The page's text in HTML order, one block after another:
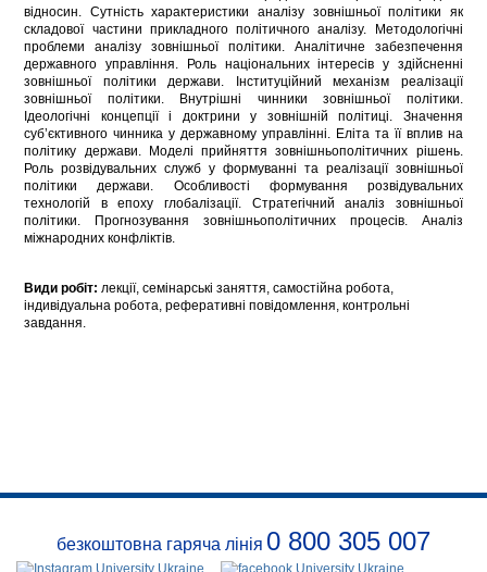
відносин. Сутність характеристики аналізу зовнішньої політики як
складової частини прикладного політичного аналізу. Методологічні
проблеми аналізу зовнішньої політики. Аналітичне забезпечення
державного управління. Роль національних інтересів у здійсненні
зовнішньої політики держави. Інституційний механізм реалізації
зовнішньої політики. Внутрішні чинники зовнішньої політики.
Ідеологічні концепції і доктрини у зовнішній політиці. Значення
суб’єктивного чинника у державному управлінні. Еліта та її вплив на
політику держави. Моделі прийняття зовнішньополітичних рішень.
Роль розвідувальних служб у формуванні та реалізації зовнішньої
політики держави. Особливості формування розвідувальних
технологій в епоху глобалізації. Стратегічний аналіз зовнішньої
політики. Прогнозування зовнішньополітичних процесів. Аналіз
міжнародних конфліктів.
Види робіт:лекції, семінарські заняття, самостійна робота,
індивідуальна робота, реферативні повідомлення, контрольні
завдання.
безкоштовна гаряча лінія 0 800 305 007
Про